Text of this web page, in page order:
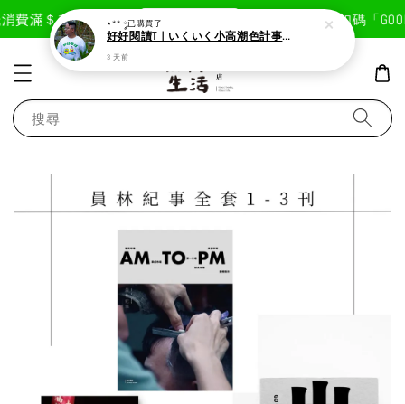
費滿＄1800免運費 現在去購物！ 首次註冊輸入折扣碼「
搜尋
⋆** ༘已購買了
好好閱讀T｜いくいく小高潮色計事務所X好好生活書店聯名款
3 天前